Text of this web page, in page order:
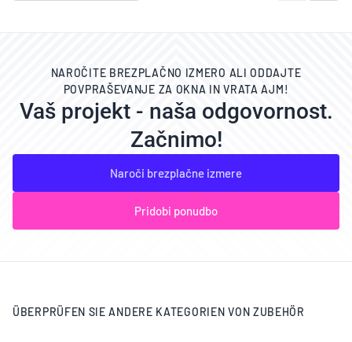
NAROČITE BREZPLAČNO IZMERO ALI ODDAJTE
POVPRAŠEVANJE ZA OKNA IN VRATA AJM!
Vaš projekt - naša odgovornost.
Začnimo!
Naroči brezplačne izmere
Pridobi ponudbo
ÜBERPRÜFEN SIE ANDERE KATEGORIEN VON ZUBEHÖR